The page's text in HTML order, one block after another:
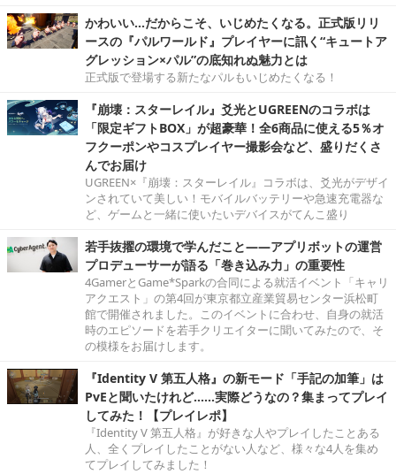
かわいい…だからこそ、いじめたくなる。正式版リリ
ースの『パルワールド』プレイヤーに訊く“キュートア
グレッション×パル”の底知れぬ魅力とは
正式版で登場する新たなパルもいじめたくなる！
『崩壊：スターレイル』爻光とUGREENのコラボは
「限定ギフトBOX」が超豪華！全6商品に使える5％オ
フクーポンやコスプレイヤー撮影会など、盛りだくさ
んでお届け
UGREEN×『崩壊：スターレイル』コラボは、爻光がデザイ
ンされていて美しい！モバイルバッテリーや急速充電器な
ど、ゲームと一緒に使いたいデバイスがてんこ盛り
若手抜擢の環境で学んだこと――アプリボットの運営
プロデューサーが語る「巻き込み力」の重要性
4GamerとGame*Sparkの合同による就活イベント「キャリ
アクエスト」の第4回が東京都立産業貿易センター浜松町
館で開催されました。このイベントに合わせ、自身の就活
時のエピソードを若手クリエイターに聞いてみたので、そ
の模様をお届けします。
『Identity V 第五人格』の新モード「手記の加筆」は
PvEと聞いたけれど……実際どうなの？集まってプレイ
してみた！【プレイレポ】
『Identity V 第五人格』が好きな人やプレイしたことある
人、全くプレイしたことがない人など、様々な4人を集め
てプレイしてみました！